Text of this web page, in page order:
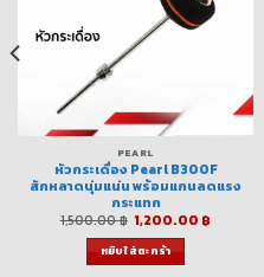
PEARL
หัวกระเดื่อง Pearl B300F
สักหลาดนุ่มแน่น พร้อมแกนลดแรง
กระแทก
1,500.00฿ Original
price
was:
1,500.00 ฿.
1,200.00 ฿
หยิบใส่ตะกร้า